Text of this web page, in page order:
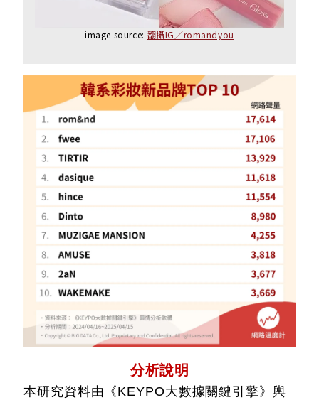
image source: 翻攝IG／romandyou
分析說明
本研究資料由《KEYPO大數據關鍵引擎》輿